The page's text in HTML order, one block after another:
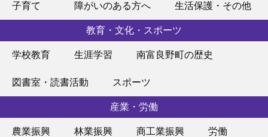
子育て 障がいのある方へ 生活保護・その他
教育・文化・スポーツ
学校教育 生涯学習 南富良野町の歴史
図書室・読書活動 スポーツ
産業・労働
農業振興 林業振興 商工業振興 労働